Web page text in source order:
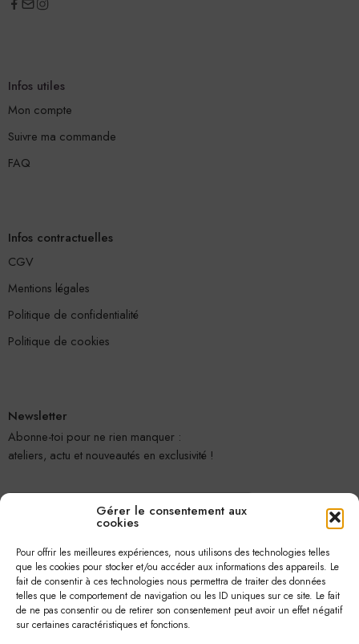
Gérer le consentement aux
cookies
Pour offrir les meilleures expériences, nous utilisons des technologies telles
que les cookies pour stocker et/ou accéder aux informations des appareils. Le
fait de consentir à ces technologies nous permettra de traiter des données
telles que le comportement de navigation ou les ID uniques sur ce site. Le fait
de ne pas consentir ou de retirer son consentement peut avoir un effet négatif
sur certaines caractéristiques et fonctions.
Infos utiles
Mon compte
Suivre ma commande
FAQ
Infos contractuelles
CGV
Mentions légales
Politique de confidentialité
Politique de cookies
Newsletter
Abonne-toi pour ne rien manquer :
ateliers, actu et nouveautés en exclusivité !
Je m'abonne